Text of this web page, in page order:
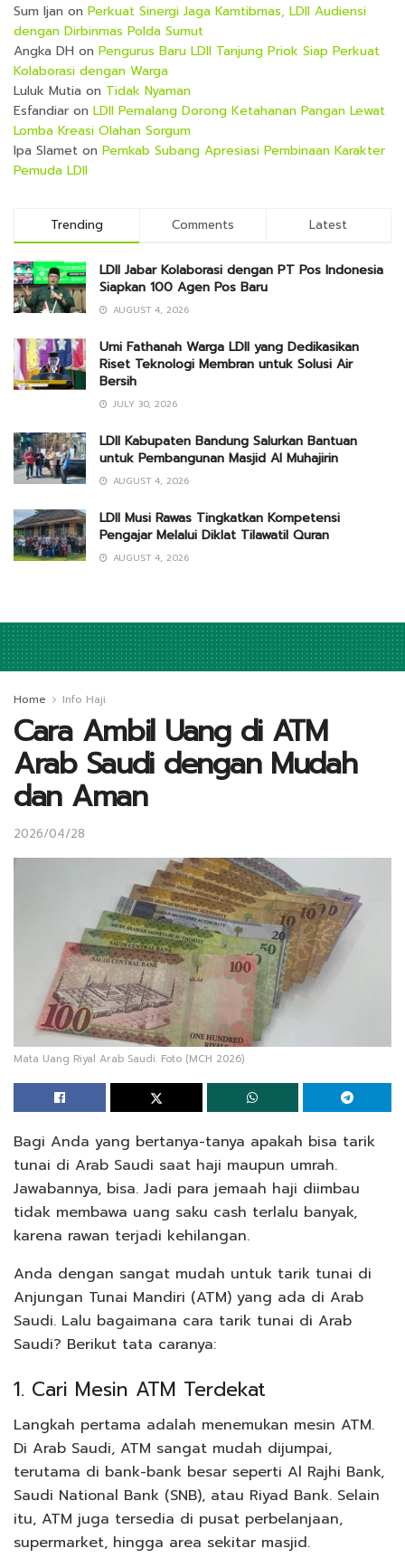
Sum Ijan on Perkuat Sinergi Jaga Kamtibmas, LDII Audiensi
dengan Dirbinmas Polda Sumut
Angka DH on Pengurus Baru LDII Tanjung Priok Siap Perkuat
Kolaborasi dengan Warga
Luluk Mutia on Tidak Nyaman
Esfandiar on LDII Pemalang Dorong Ketahanan Pangan Lewat
Lomba Kreasi Olahan Sorgum
Ipa Slamet on Pemkab Subang Apresiasi Pembinaan Karakter
Pemuda LDII
Trending Comments Latest
LDII Jabar Kolaborasi dengan PT Pos Indonesia
Siapkan 100 Agen Pos Baru
AUGUST 4, 2026
Umi Fathanah Warga LDII yang Dedikasikan
Riset Teknologi Membran untuk Solusi Air
Bersih
JULY 30, 2026
LDII Kabupaten Bandung Salurkan Bantuan
untuk Pembangunan Masjid Al Muhajirin
AUGUST 4, 2026
LDII Musi Rawas Tingkatkan Kompetensi
Pengajar Melalui Diklat Tilawatil Quran
AUGUST 4, 2026
Home Info Haji
Cara Ambil Uang di ATM
Arab Saudi dengan Mudah
dan Aman
2026/04/28
Mata Uang Riyal Arab Saudi. Foto (MCH 2026)
Bagi Anda yang bertanya-tanya apakah bisa tarik
tunai di Arab Saudi saat haji maupun umrah.
Jawabannya, bisa. Jadi para jemaah haji diimbau
tidak membawa uang saku cash terlalu banyak,
karena rawan terjadi kehilangan.
Anda dengan sangat mudah untuk tarik tunai di
Anjungan Tunai Mandiri (ATM) yang ada di Arab
Saudi. Lalu bagaimana cara tarik tunai di Arab
Saudi? Berikut tata caranya:
1. Cari Mesin ATM Terdekat
Langkah pertama adalah menemukan mesin ATM.
Di Arab Saudi, ATM sangat mudah dijumpai,
terutama di bank-bank besar seperti Al Rajhi Bank,
Saudi National Bank (SNB), atau Riyad Bank. Selain
itu, ATM juga tersedia di pusat perbelanjaan,
supermarket, hingga area sekitar masjid.